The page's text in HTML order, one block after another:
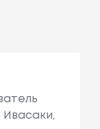
Ивасаки,